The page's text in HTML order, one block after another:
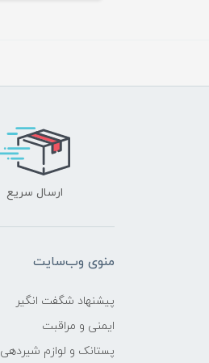
ارسال سریع
منوی وب‌سایت
پیشنهاد شگفت انگیر
ایمنی و مراقبت
پستانک و لوازم شیردهی